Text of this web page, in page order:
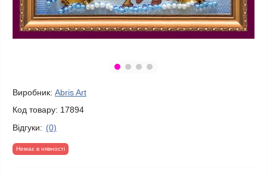
Виробник: Abris Art
Код товару: 17894
Відгуки: (0)
Немає в нявності